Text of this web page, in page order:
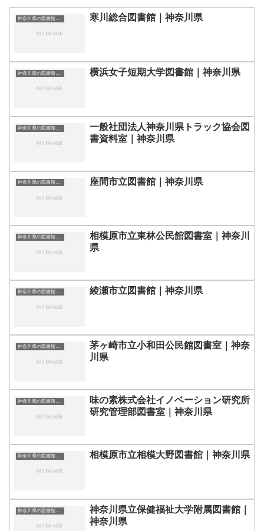
神奈川県の図書館｜勉強できる場所 寒川総合図書館｜神奈川県
神奈川県の図書館｜勉強できる場所 横浜女子短期大学図書館｜神奈川県
神奈川県の図書館｜勉強できる場所
一般社団法人神奈川県トラック協会図
書資料室｜神奈川県
神奈川県の図書館｜勉強できる場所 座間市立図書館｜神奈川県
神奈川県の図書館｜勉強できる場所
相模原市立東林公民館図書室｜神奈川
県
神奈川県の図書館｜勉強できる場所 綾瀬市立図書館｜神奈川県
神奈川県の図書館｜勉強できる場所
茅ヶ崎市立小和田公民館図書室｜神奈
川県
神奈川県の図書館｜勉強できる場所
味の素株式会社イノベーション研究所
研究管理部図書室｜神奈川県
神奈川県の図書館｜勉強できる場所 相模原市立相模大野図書館｜神奈川県
神奈川県の図書館｜勉強できる場所
神奈川県立保健福祉大学附属図書館｜
神奈川県